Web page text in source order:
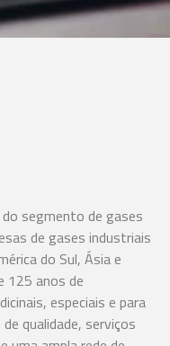
segmento de gases
de gases industriais
do Sul, Ásia e
125 anos de
especiais e para
qualidade, serviços